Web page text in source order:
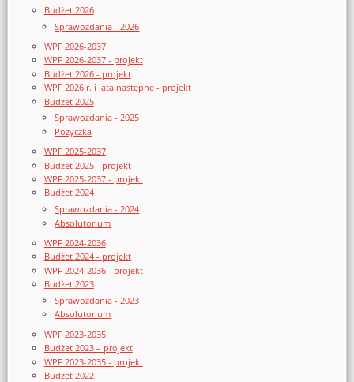
Budżet 2026
Sprawozdania - 2026
WPF 2026-2037
WPF 2026-2037 - projekt
Budżet 2026 - projekt
WPF 2026 r. i lata następne - projekt
Budżet 2025
Sprawozdania - 2025
Pożyczka
WPF 2025-2037
Budżet 2025 - projekt
WPF 2025-2037 - projekt
Budżet 2024
Sprawozdania - 2024
Absolutorium
WPF 2024-2036
Budżet 2024 - projekt
WPF 2024-2036 - projekt
Budżet 2023
Sprawozdania - 2023
Absolutorium
WPF 2023-2035
Budżet 2023 – projekt
WPF 2023-2035 - projekt
Budżet 2022